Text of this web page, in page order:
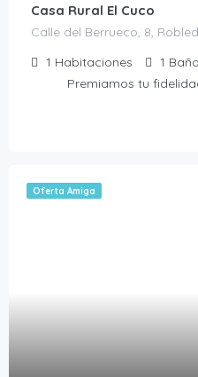
Casa Rural El Cuco
1 Habitaciones 1
Premiamos tu fidelidad 10% de descuento
Oferta Amiga